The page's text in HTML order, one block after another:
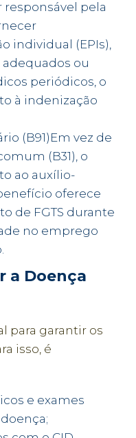
responsável pela
individual (EPIs),
ou
periódicos, o
à indenização
(B91)Em vez de
(B31), o
ao auxílio-
oferece
de FGTS durante
no emprego
a Doença
para garantir os
isso, é
e exames